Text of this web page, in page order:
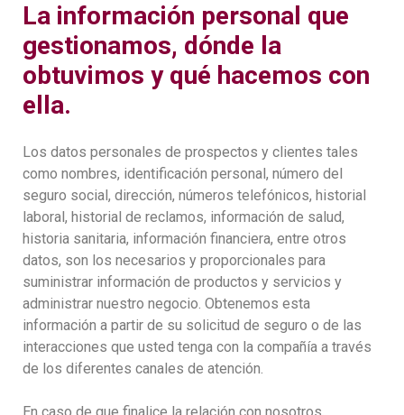
La información personal que
gestionamos, dónde la
obtuvimos y qué hacemos con
ella.
Los datos personales de prospectos y clientes tales
como nombres, identificación personal, número del
seguro social, dirección, números telefónicos, historial
laboral, historial de reclamos, información de salud,
historia sanitaria, información financiera, entre otros
datos, son los necesarios y proporcionales para
suministrar información de productos y servicios y
administrar nuestro negocio. Obtenemos esta
información a partir de su solicitud de seguro o de las
interacciones que usted tenga con la compañía a través
de los diferentes canales de atención.